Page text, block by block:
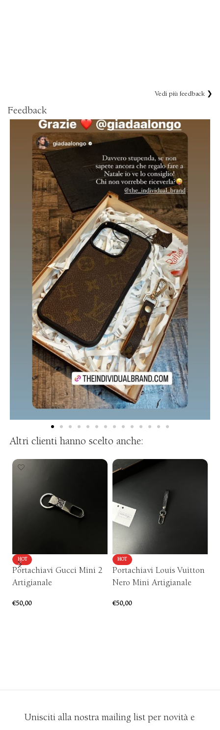
Feedback
Vedi più feedback ❯
Altri clienti hanno scelto anche:
HOT
Portachiavi Gucci Mini 2
Artigianale
€50,00
HOT
Portachiavi Louis Vuitton
Nero Mini Artigianale
€50,00
Unisciti alla nostra mailing list per novità e